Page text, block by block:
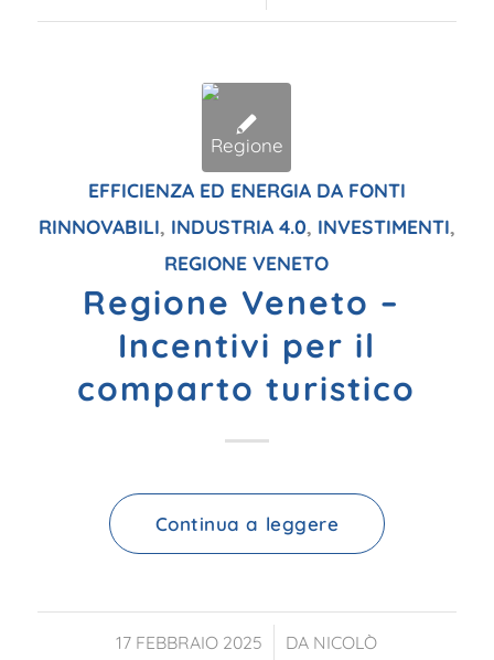
EFFICIENZA ED ENERGIA DA FONTI
RINNOVABILI, INDUSTRIA 4.0, INVESTIMENTI,
REGIONE VENETO
Regione Veneto –
Incentivi per il
comparto turistico
Continua a leggere
17 FEBBRAIO 2025
/ DA NICOLÒ